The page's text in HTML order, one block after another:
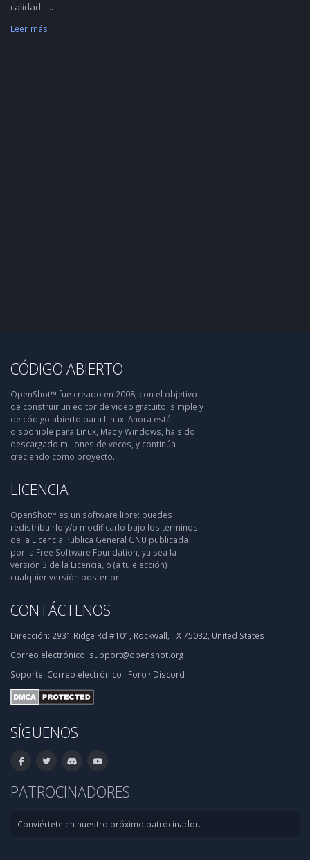
calidad......
Leer más
CÓDIGO ABIERTO
OpenShot™ fue creado en 2008, con el objetivo
de construir un editor de video gratuito, simple y
de código abierto para Linux. Ahora está
disponible para Linux, Mac y Windows, ha sido
descargado millones de veces, y continúa
creciendo como proyecto.
LICENCIA
OpenShot™ es un software libre: puedes
redistribuirlo y/o modificarlo bajo los términos
de la Licencia Pública General GNU publicada
por la Free Software Foundation, ya sea la
versión 3 de la Licencia, o (a tu elección)
cualquier versión posterior.
CONTÁCTENOS
Dirección: 2931 Ridge Rd #101, Rockwall, TX 75032, United States
Correo electrónico: support@openshot.org
Soporte: Correo electrónico · Foro · Discord
SÍGUENOS
PATROCINADORES
Conviértete en nuestro próximo patrocinador.